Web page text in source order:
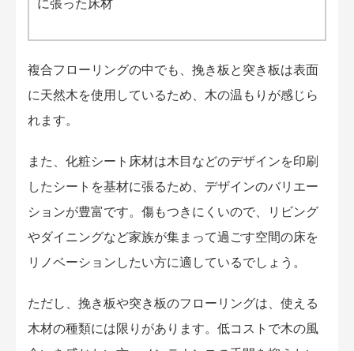
に張った床材
複合フローリングの中でも、挽き板と突き板は表面
に天然木を使用しているため、木の温もりが感じら
れます。
また、化粧シート床材は木目などのデザインを印刷
したシートを基材に張るため、デザインのバリエー
ションが豊富です。傷もつきにくいので、リビング
やダイニングなど家族が集まって過ごす空間の床を
リノベーションしたい方に適しているでしょう。
ただし、挽き板や突き板のフローリングは、使える
木材の種類には限りがあります。低コストで木の風